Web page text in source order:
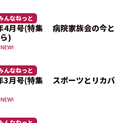
んなねっと
4月号(特集 病院家族会の今と
)
NEW!
んなねっと
3月号(特集 スポーツとリカバ
NEW!